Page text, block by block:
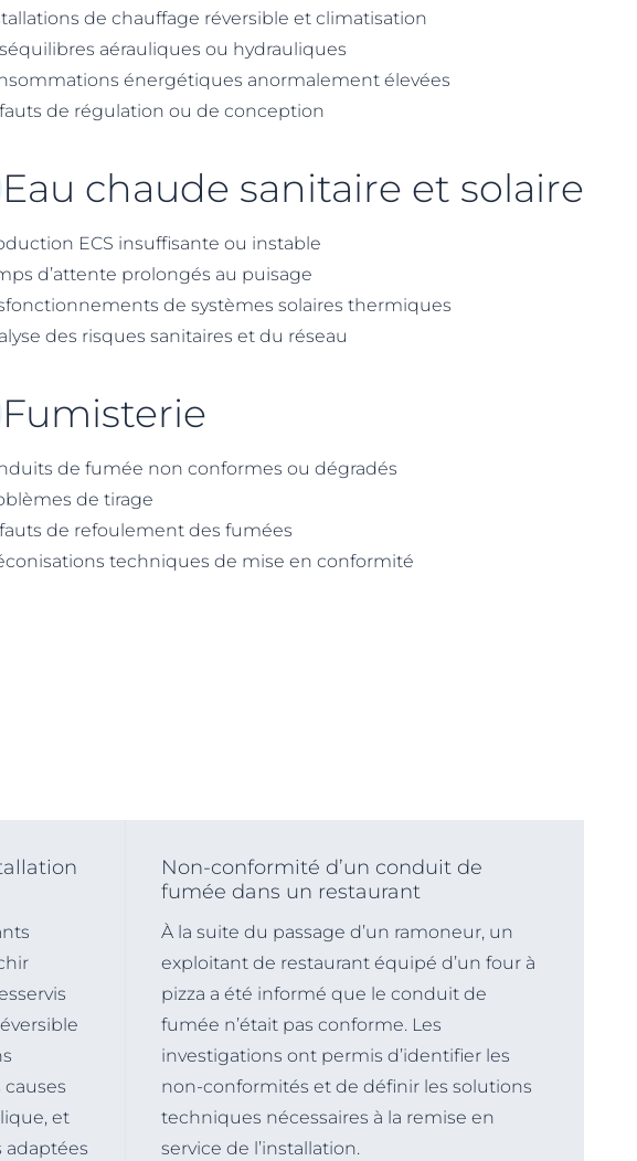
de chauffage réversible et climatisation
aérauliques ou hydrauliques
énergétiques anormalement élevées
de régulation ou de conception
Eau chaude sanitaire et solaire
ECS insuffisante ou instable
d’attente prolongés au puisage
de systèmes solaires thermiques
des risques sanitaires et du réseau
Fumisterie
de fumée non conformes ou dégradés
de tirage
de refoulement des fumées
techniques de mise en conformité
et
adaptées
Non-conformité d’un conduit de
fumée dans un restaurant
À la suite du passage d’un ramoneur, un
exploitant de restaurant équipé d’un four à
pizza a été informé que le conduit de
fumée n’était pas conforme. Les
investigations ont permis d’identifier les
non-conformités et de définir les solutions
techniques nécessaires à la remise en
service de l’installation.